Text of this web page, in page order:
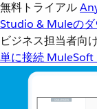
無料トライアル
Studio & Muleのダ
ビジネス担当者向
単に接続 MuleSoft